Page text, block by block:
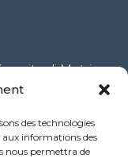
des technologies
aux informations des
nous permettra de
ospite di Motrio
supporto clienti